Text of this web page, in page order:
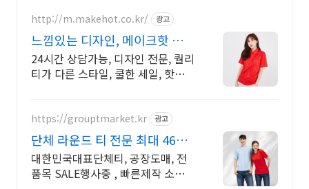
http://m.makehot.co.kr/ 광고
느낌있는 디자인, 메이크핫 차별
화되고 세련된 디자인!
24시간 상담가능, 디자인 전문, 퀄리
티가 다른 스타일, 쿨한 세일, 핫한
https://grouptmarket.kr 광고
단체 라운드 티 전문 최대 46%
할인 이벤트!
대한민국대표단체티, 공장도매, 전
품목 SALE행사중 , 빠른제작 소량부